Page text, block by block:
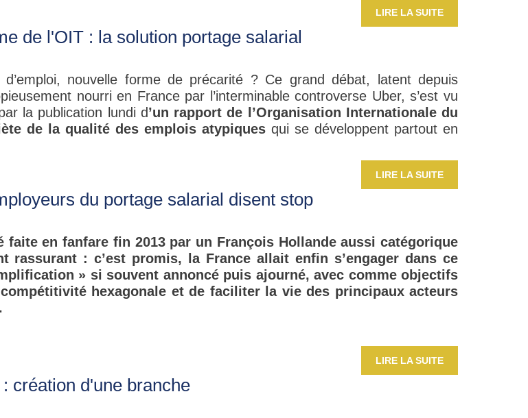
LIRE LA SUITE
de l'OIT : la solution portage salarial
nouvelle forme de précarité ? Ce grand débat, latent depuis
nourri en France par l’interminable controverse Uber, s’est vu
la publication lundi d’un rapport de l’Organisation Internationale du
de la qualité des emplois atypiques qui se développent partout en
LIRE LA SUITE
du portage salarial disent stop
faite en fanfare fin 2013 par un François Hollande aussi catégorique
rassurant : c’est promis, la France allait enfin s’engager dans ce
» si souvent annoncé puis ajourné, avec comme objectifs
hexagonale et de faciliter la vie des principaux acteurs
LIRE LA SUITE
création d'une branche